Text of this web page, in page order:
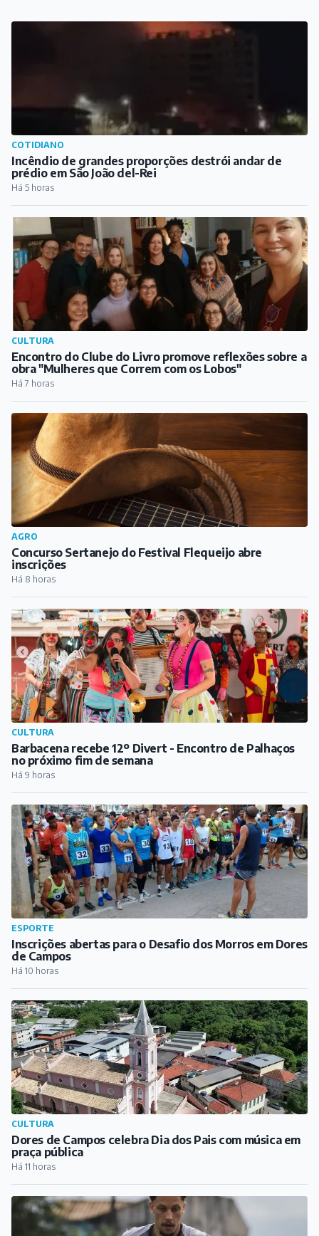
COTIDIANO
Incêndio de grandes proporções destrói andar de
prédio em São João del-Rei
Há 5 horas
CULTURA
Encontro do Clube do Livro promove reflexões sobre a
obra "Mulheres que Correm com os Lobos"
Há 7 horas
AGRO
Concurso Sertanejo do Festival Flequeijo abre
inscrições
Há 8 horas
CULTURA
Barbacena recebe 12º Divert - Encontro de Palhaços
no próximo fim de semana
Há 9 horas
ESPORTE
Inscrições abertas para o Desafio dos Morros em Dores
de Campos
Há 10 horas
CULTURA
Dores de Campos celebra Dia dos Pais com música em
praça pública
Há 11 horas